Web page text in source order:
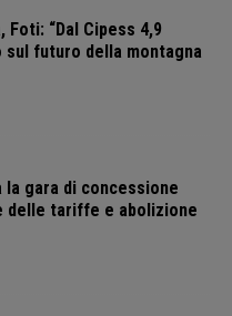
“Dal Cipess 4,9
futuro della montagna
gara di concessione
delle tariffe e abolizione